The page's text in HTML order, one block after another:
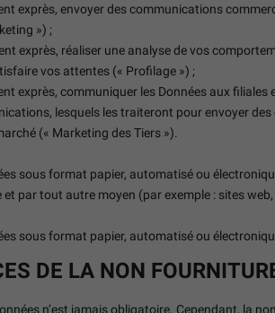
exprès, envoyer des communications
») ;
exprès, réaliser une analyse de vos
vos attentes (« Profilage ») ;
exprès, communiquer les Données aux
lesquels les traiteront pour envoyer
(« Marketing des Tiers »).
sous format papier, automatisé ou
et par tout autre moyen (par exemple : sites
sous format papier, automatisé ou
DE LA NON
n’est jamais obligatoire. Cependant, la